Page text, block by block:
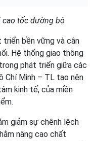
tốc đường bộ
bền vững và cân
Hệ thống giao thông
phát triển giữa các
Chí Minh – TL tạo nên
kinh tế, của miền
giảm sự chênh lệch
nâng cao chất